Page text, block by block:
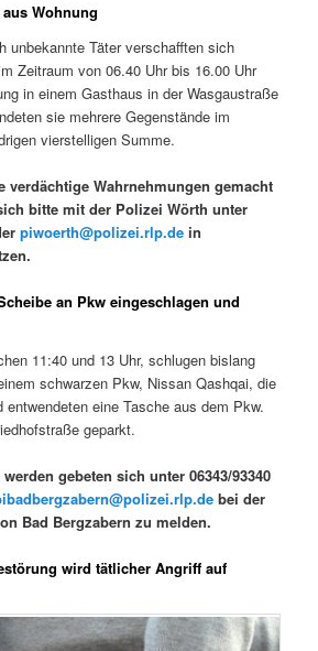
Wohnung
unbekannte Täter verschafften sich
Zeitraum von 06.40 Uhr bis 16.00 Uhr
in einem Gasthaus in der Wasgaustraße
sie mehrere Gegenstände im
vierstelligen Summe.
verdächtige Wahrnehmungen gemacht
bitte mit der Polizei Wörth unter
piwoerth@polizei.rlp.dein
an Pkw eingeschlagen und
11:40 und 13 Uhr, schlugen bislang
schwarzen Pkw, Nissan Qashqai, die
eine Tasche aus dem Pkw.
geparkt.
gebeten sich unter 06343/93340
bei der
Bad Bergzabern zu melden.
wird tätlicher Angriff auf